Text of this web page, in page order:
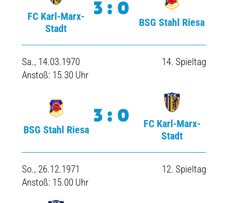
FC Karl-Marx-
Stadt
3:0
BSG Stahl Riesa
Sa., 14.03.1970
Anstoß: 15.30 Uhr
14. Spieltag
BSG Stahl Riesa
3:0
FC Karl-Marx-
Stadt
So., 26.12.1971
Anstoß: 15.00 Uhr
12. Spieltag